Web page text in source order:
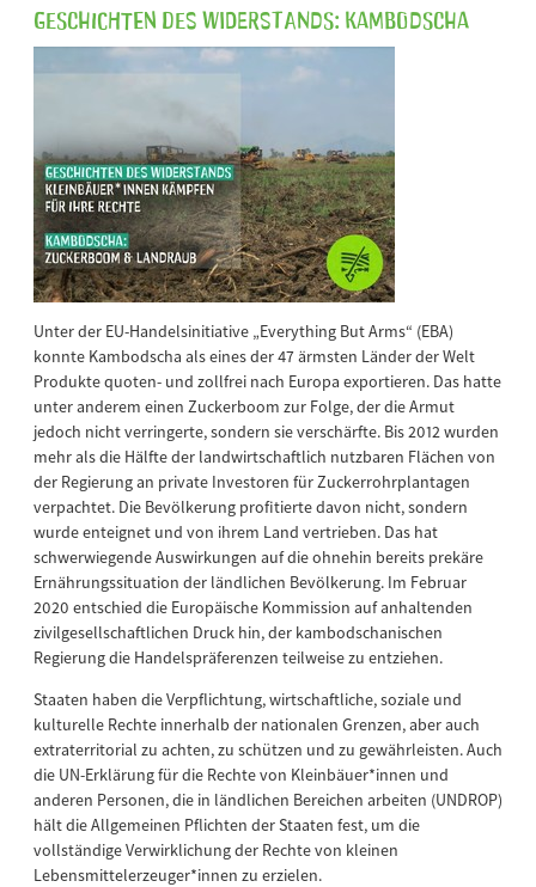
Geschichten des Widerstands: Kambodscha
Unter der EU-Handelsinitiative „Everything But Arms“ (EBA)
konnte Kambodscha als eines der 47 ärmsten Länder der Welt
Produkte quoten- und zollfrei nach Europa exportieren. Das hatte
unter anderem einen Zuckerboom zur Folge, der die Armut
jedoch nicht verringerte, sondern sie verschärfte. Bis 2012 wurden
mehr als die Hälfte der landwirtschaftlich nutzbaren Flächen von
der Regierung an private Investoren für Zuckerrohrplantagen
verpachtet. Die Bevölkerung profitierte davon nicht, sondern
wurde enteignet und von ihrem Land vertrieben. Das hat
schwerwiegende Auswirkungen auf die ohnehin bereits prekäre
Ernährungssituation der ländlichen Bevölkerung. Im Februar
2020 entschied die Europäische Kommission auf anhaltenden
zivilgesellschaftlichen Druck hin, der kambodschanischen
Regierung die Handelspräferenzen teilweise zu entziehen.
Staaten haben die Verpflichtung, wirtschaftliche, soziale und
kulturelle Rechte innerhalb der nationalen Grenzen, aber auch
extraterritorial zu achten, zu schützen und zu gewährleisten. Auch
die UN-Erklärung für die Rechte von Kleinbäuer*innen und
anderen Personen, die in ländlichen Bereichen arbeiten (UNDROP)
hält die Allgemeinen Pflichten der Staaten fest, um die
vollständige Verwirklichung der Rechte von kleinen
Lebensmittelerzeuger*innen zu erzielen.